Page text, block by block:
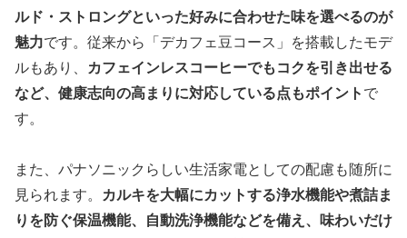
ルド・ストロングといった好みに合わせた味を選べるのが
魅力です。従来から「デカフェ豆コース」を搭載したモデ
ルもあり、
カフェインレスコーヒーでもコクを引き出せる
など、健康志向の高まりに対応している点もポイント で
す。
また、パナソニックらしい生活家電としての配慮も随所に
見られます。
カルキを大幅にカットする浄水機能や煮詰ま
りを防ぐ保温機能、自動洗浄機能などを備え、味わいだけ